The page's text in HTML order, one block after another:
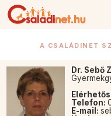
A CSALÁDINET
Dr. Sebő
Telefon:
E-mail: